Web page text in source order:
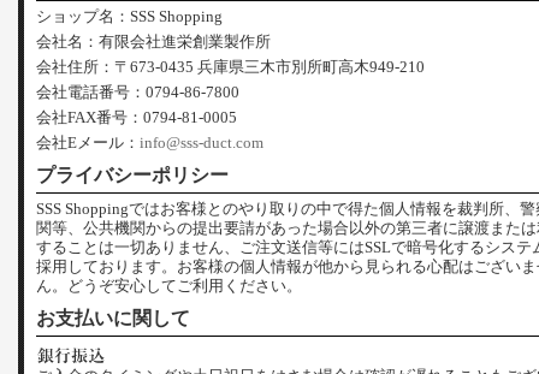
ショップ名：SSS Shopping
会社名：有限会社進栄創業製作所
会社住所：〒673-0435 兵庫県三木市別所町高木949-210
会社電話番号：0794-86-7800
会社FAX番号：0794-81-0005
会社Eメール： info@sss-duct.com
プライバシーポリシー
SSS Shoppingではお客様とのやり取りの中で得た個人情報を裁判所、
関等、公共機関からの提出要請があった場合以外の第三者に譲渡また
することは一切ありません、ご注文送信等にはSSLで暗号化するシステ
採用しております。お客様の個人情報が他から見られる心配はござい
ん。どうぞ安心してご利用ください。
お支払いに関して